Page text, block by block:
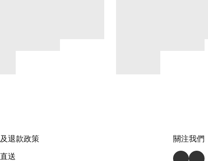
退款政策
送
關注我們